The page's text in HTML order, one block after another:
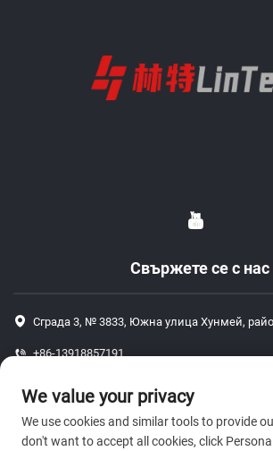
Свържете се с нас
Сграда 3, № 3833, Южна улица Хунмей,
+86-13918857191
[email protected]
We value your privacy
We use cookies and similar tools to provide
don't want to accept all cookies, click